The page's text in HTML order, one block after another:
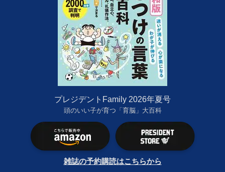
プレジデントFamily 2026年夏号
頭のいい子が育つ「育脳」大百科
雑誌の予約購読はこちらから